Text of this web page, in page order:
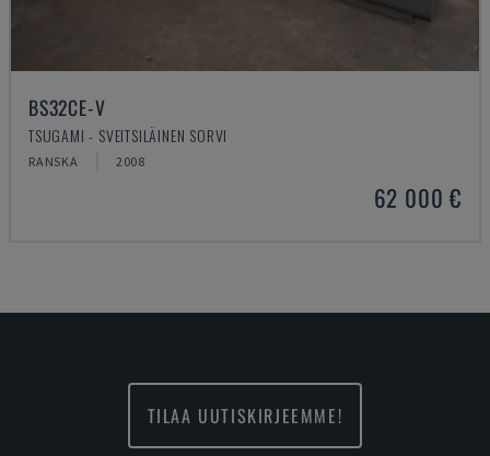
BS32CE-V
TSUGAMI - SVEITSILÄINEN SORVI
RANSKA 2008
62 000 €
TILAA UUTISKIRJEEMME!